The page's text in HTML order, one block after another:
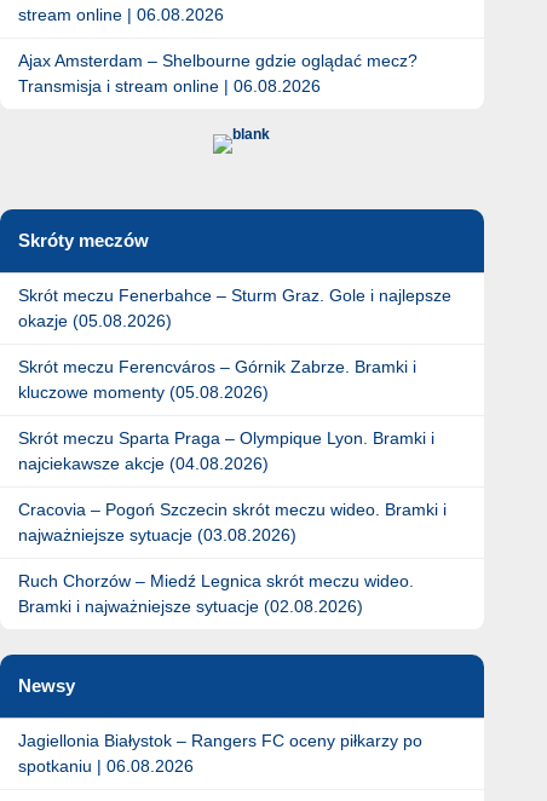
stream online | 06.08.2026
Ajax Amsterdam – Shelbourne gdzie oglądać mecz?
Transmisja i stream online | 06.08.2026
Skróty meczów
Skrót meczu Fenerbahce – Sturm Graz. Gole i najlepsze
okazje (05.08.2026)
Skrót meczu Ferencváros – Górnik Zabrze. Bramki i
kluczowe momenty (05.08.2026)
Skrót meczu Sparta Praga – Olympique Lyon. Bramki i
najciekawsze akcje (04.08.2026)
Cracovia – Pogoń Szczecin skrót meczu wideo. Bramki i
najważniejsze sytuacje (03.08.2026)
Ruch Chorzów – Miedź Legnica skrót meczu wideo.
Bramki i najważniejsze sytuacje (02.08.2026)
Newsy
Jagiellonia Białystok – Rangers FC oceny piłkarzy po
spotkaniu | 06.08.2026